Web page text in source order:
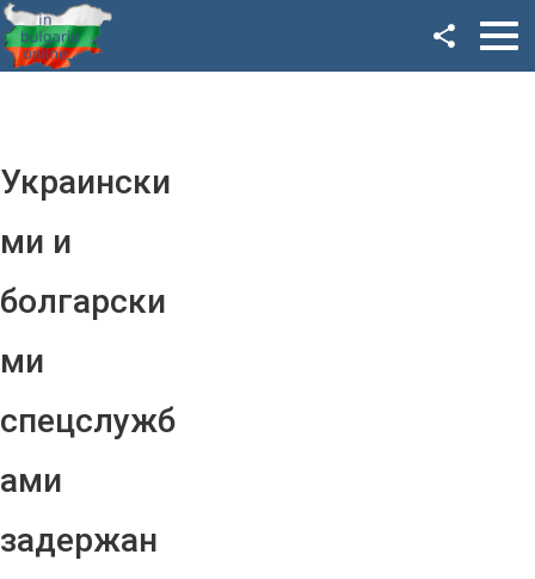
Украински
ми и
болгарски
ми
спецслужб
ами
задержан